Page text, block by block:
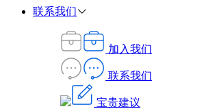
联系我们
加入我们
联系我们
宝贵建议